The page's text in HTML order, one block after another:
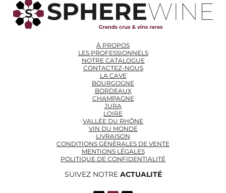
À PROPOS
LES PROFESSIONNELS
NOTRE CATALOGUE
CONTACTEZ-NOUS
LA CAVE
BOURGOGNE
BORDEAUX
CHAMPAGNE
JURA
LOIRE
VALLÉE DU RHÔNE
VIN DU MONDE
LIVRAISON
CONDITIONS GÉNÉRALES DE VENTE
MENTIONS LÉGALES
POLITIQUE DE CONFIDENTIALITÉ
SUIVEZ NOTRE ACTUALITÉ